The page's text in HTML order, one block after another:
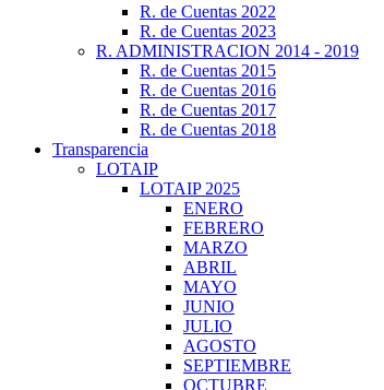
R. de Cuentas 2022
R. de Cuentas 2023
R. ADMINISTRACION 2014 - 2019
R. de Cuentas 2015
R. de Cuentas 2016
R. de Cuentas 2017
R. de Cuentas 2018
Transparencia
LOTAIP
LOTAIP 2025
ENERO
FEBRERO
MARZO
ABRIL
MAYO
JUNIO
JULIO
AGOSTO
SEPTIEMBRE
OCTUBRE